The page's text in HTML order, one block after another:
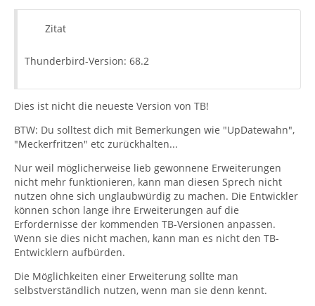
Zitat
Thunderbird-Version: 68.2
Dies ist nicht die neueste Version von TB!
BTW: Du solltest dich mit Bemerkungen wie "UpDatewahn",
"Meckerfritzen" etc zurückhalten...
Nur weil möglicherweise lieb gewonnene Erweiterungen
nicht mehr funktionieren, kann man diesen Sprech nicht
nutzen ohne sich unglaubwürdig zu machen. Die Entwickler
können schon lange ihre Erweiterungen auf die
Erfordernisse der kommenden TB-Versionen anpassen.
Wenn sie dies nicht machen, kann man es nicht den TB-
Entwicklern aufbürden.
Die Möglichkeiten einer Erweiterung sollte man
selbstverständlich nutzen, wenn man sie denn kennt.